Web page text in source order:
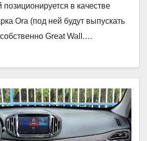
в качестве
Ora (под ней будут выпускать
Great Wall.…